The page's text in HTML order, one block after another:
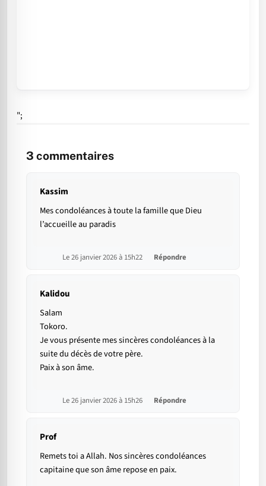
";
3 commentaires
Kassim
Mes condoléances à toute la famille que Dieu
l’accueille au paradis
Le 26 janvier 2026 à 15h22 Répondre
Kalidou
Salam
Tokoro.
Je vous présente mes sincères condoléances à la
suite du décès de votre père.
Paix à son âme.
Le 26 janvier 2026 à 15h26 Répondre
Prof
Remets toi a Allah. Nos sincères condoléances
capitaine que son âme repose en paix.